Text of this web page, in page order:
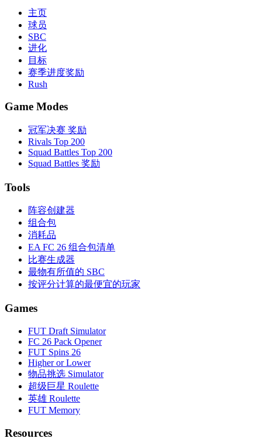
主页
球员
SBC
进化
目标
赛季进度奖励
Rush
Game Modes
冠军决赛 奖励
Rivals Top 200
Squad Battles Top 200
Squad Battles 奖励
Tools
阵容创建器
组合包
消耗品
EA FC 26 组合包清单
比赛生成器
最物有所值的 SBC
按评分计算的最便宜的玩家
Games
FUT Draft Simulator
FC 26 Pack Opener
FUT Spins 26
Higher or Lower
物品挑选 Simulator
超级巨星 Roulette
英雄 Roulette
FUT Memory
Resources